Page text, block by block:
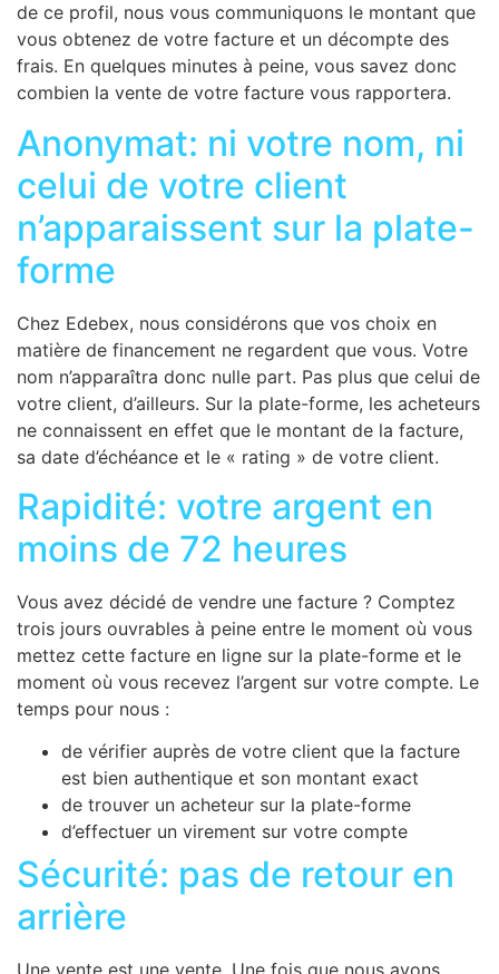
de ce profil, nous vous communiquons le montant que
vous obtenez de votre facture et un décompte des
frais. En quelques minutes à peine, vous savez donc
combien la vente de votre facture vous rapportera.
Anonymat: ni votre nom, ni
celui de votre client
n’apparaissent sur la plate-
forme
Chez Edebex, nous considérons que vos choix en
matière de financement ne regardent que vous. Votre
nom n’apparaîtra donc nulle part. Pas plus que celui de
votre client, d’ailleurs. Sur la plate-forme, les acheteurs
ne connaissent en effet que le montant de la facture,
sa date d’échéance et le « rating » de votre client.
Rapidité: votre argent en
moins de 72 heures
Vous avez décidé de vendre une facture ? Comptez
trois jours ouvrables à peine entre le moment où vous
mettez cette facture en ligne sur la plate-forme et le
moment où vous recevez l’argent sur votre compte. Le
temps pour nous :
de vérifier auprès de votre client que la facture
est bien authentique et son montant exact
de trouver un acheteur sur la plate-forme
d’effectuer un virement sur votre compte
Sécurité: pas de retour en
arrière